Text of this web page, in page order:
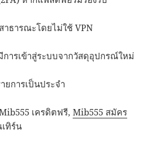
ธารณะโดยไม่ใช้ VPN
การเข้าสู่ระบบจากวัสดุอุปกรณ์ใหม่
ยการเป็นประจำ
เครดิตฟรี,Mib555 สมัคร
ทิร์น